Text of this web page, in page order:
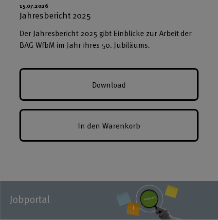
15.07.2026
Jahresbericht 2025
Der Jahresbericht 2025 gibt Einblicke zur Arbeit der
BAG WfbM im Jahr ihres 50. Jubiläums.
Download
In den Warenkorb
Jobportal